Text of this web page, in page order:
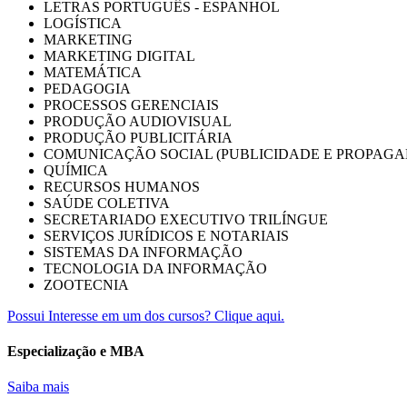
LETRAS PORTUGUÊS - ESPANHOL
LOGÍSTICA
MARKETING
MARKETING DIGITAL
MATEMÁTICA
PEDAGOGIA
PROCESSOS GERENCIAIS
PRODUÇÃO AUDIOVISUAL
PRODUÇÃO PUBLICITÁRIA
COMUNICAÇÃO SOCIAL (PUBLICIDADE E
QUÍMICA
RECURSOS HUMANOS
SAÚDE COLETIVA
SECRETARIADO EXECUTIVO TRILÍNGUE
SERVIÇOS JURÍDICOS E NOTARIAIS
SISTEMAS DA INFORMAÇÃO
TECNOLOGIA DA INFORMAÇÃO
ZOOTECNIA
Possui Interesse em um dos cursos? Clique aqui.
Especialização e MBA
Saiba mais